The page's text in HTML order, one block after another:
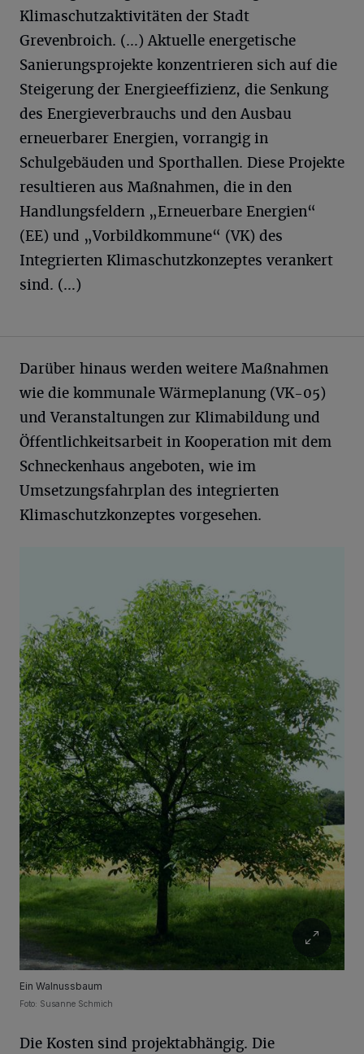
Klimaschutzaktivitäten der Stadt
Grevenbroich. (…) Aktuelle energetische
Sanierungsprojekte konzentrieren sich auf die
Steigerung der Energieeffizienz, die Senkung
des Energieverbrauchs und den Ausbau
erneuerbarer Energien, vorrangig in
Schulgebäuden und Sporthallen. Diese Projekte
resultieren aus Maßnahmen, die in den
Handlungsfeldern „Erneuerbare Energien“
(EE) und „Vorbildkommune“ (VK) des
Integrierten Klimaschutzkonzeptes verankert
sind. (…)
Darüber hinaus werden weitere Maßnahmen
wie die kommunale Wärmeplanung (VK-05)
und Veranstaltungen zur Klimabildung und
Öffentlichkeitsarbeit in Kooperation mit dem
Schneckenhaus angeboten, wie im
Umsetzungsfahrplan des integrierten
Klimaschutzkonzeptes vorgesehen.
Ein Walnussbaum
Foto: Susanne Schmich
Die Kosten sind projektabhängig. Die